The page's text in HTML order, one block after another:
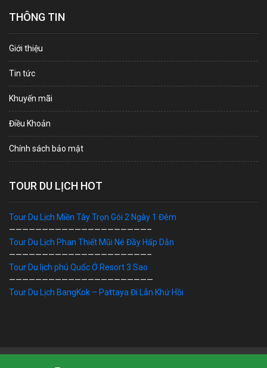
THÔNG TIN
Giới thiệu
Tin tức
Khuyến mãi
Điều Khoản
Chính sách bảo mật
TOUR DU LỊCH HOT
Tour Du Lịch Miền Tây Trọn Gói 2 Ngày 1 Đêm
—————————————————————–
Tour Du Lịch Phan Thiết Mũi Né Đầy Hấp Dẫn
—————————————————————–
Tour Du lịch phú Quốc Ở Resort 3 Sao
——————————————————————
Tour Du Lịch BangKok – Pattaya Đi Lẫn Khứ Hồi